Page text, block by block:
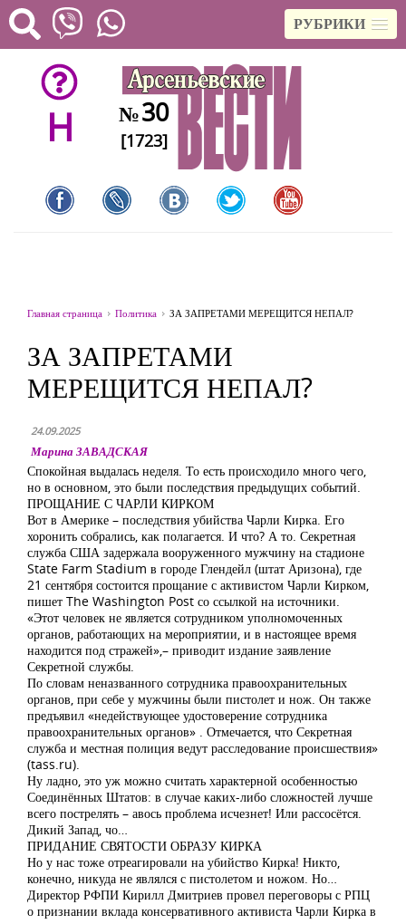
РУБРИКИ
H №30
[1723]
Главная страница Политика ЗА ЗАПРЕТАМИ МЕРЕЩИТСЯ НЕПАЛ?
ЗА ЗАПРЕТАМИ
МЕРЕЩИТСЯ НЕПАЛ?
24.09.2025
Марина ЗАВАДСКАЯ
Спокойная выдалась неделя. То есть происходило много чего,
но в основном, это были последствия предыдущих событий.
ПРОЩАНИЕ С ЧАРЛИ КИРКОМ
Вот в Америке – последствия убийства Чарли Кирка. Его
хоронить собрались, как полагается. И что? А то. Секретная
служба США задержала вооруженного мужчину на стадионе
State Farm Stadium в городе Глендейл (штат Аризона), где
21 сентября состоится прощание с активистом Чарли Кирком,
пишет The Washington Post со ссылкой на источники.
«Этот человек не является сотрудником уполномоченных
органов, работающих на мероприятии, и в настоящее время
находится под стражей»,– приводит издание заявление
Секретной службы.
По словам неназванного сотрудника правоохранительных
органов, при себе у мужчины были пистолет и нож. Он также
предъявил «недействующее удостоверение сотрудника
правоохранительных органов» . Отмечается, что Секретная
служба и местная полиция ведут расследование происшествия»
(tass.ru).
Ну ладно, это уж можно считать характерной особенностью
Соединённых Штатов: в случае каких-либо сложностей лучше
всего пострелять – авось проблема исчезнет! Или рассосётся.
Дикий Запад, чо…
ПРИДАНИЕ СВЯТОСТИ ОБРАЗУ КИРКА
Но у нас тоже отреагировали на убийство Кирка! Никто,
конечно, никуда не являлся с пистолетом и ножом. Но…
Директор РФПИ Кирилл Дмитриев провел переговоры с РПЦ
о признании вклада консервативного активиста Чарли Кирка в